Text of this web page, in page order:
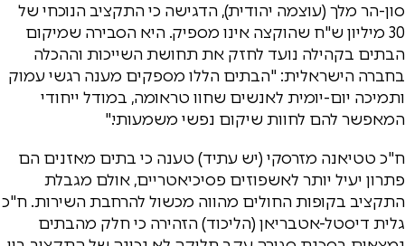
סון-הר מלך (עוצמה יהודית), הדגישה כי התקציב הנוכחי של
30 מיליון ש"ח שהוקצה אינו מספיק. היא הסבירה שמיקום
הבתים בקהילה נועד לחזק את תחושת השייכות וההכלה
בחברה הישראלית: "הבתים הללו מספקים מענה רגשי עמוק
ותמיכה יום-יומית לאנשים שחוו טראומה, במודל ייחודי
המאפשר להם לחוות שיקום נפשי משמעותי."
ח"כ טטיאנה מזרסקי (יש עתיד) טענה כי בתים מאזנים הם
פתרון יעיל יותר לאשפוזים פסיכיאטריים, אולם מגבלת
התקציב בקופות החולים מהווה מכשול להרחבת השירות. ח"כ
גלית דיסטל-אטבריאן (הליכוד) הזהירה כי חלק מהבתים